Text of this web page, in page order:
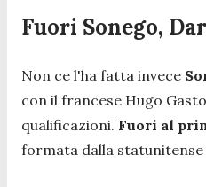
Fuori Sonego,
Non ce l'ha fatta invece
con il francese Hugo
qualificazioni. Fuori al
formata dalla statunitense